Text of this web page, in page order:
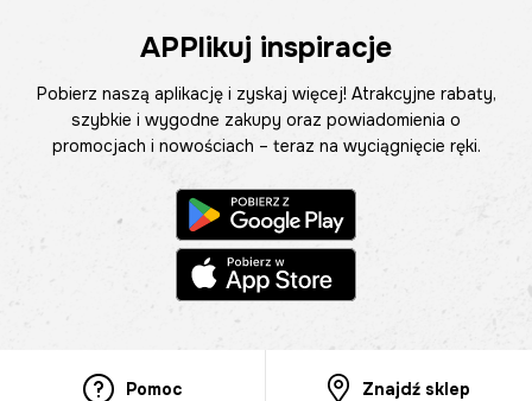
APPlikuj inspiracje
Pobierz naszą aplikację i zyskaj więcej! Atrakcyjne rabaty,
szybkie i wygodne zakupy oraz powiadomienia o
promocjach i nowościach – teraz na wyciągnięcie ręki.
Pomoc Znajdź sklep